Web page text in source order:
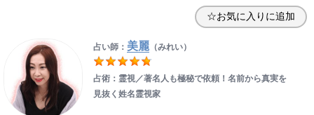
☆お気に入りに追加
占い師： 美麗（みれい）
占術：霊視／著名人も極秘で依頼！名前から真実を
見抜く姓名霊視家